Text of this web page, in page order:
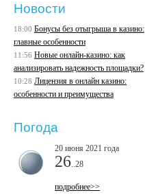
Новости
18:00 Бонусы без отыгрыша в казино:
главные особенности
11:56 Новые онлайн-казино: как
анализировать надежность площадки?
10:28 Лицензия в онлайн казино:
особенности и преимущества
Погода
20 июня 2021 года
26 ..28
подробнее>>